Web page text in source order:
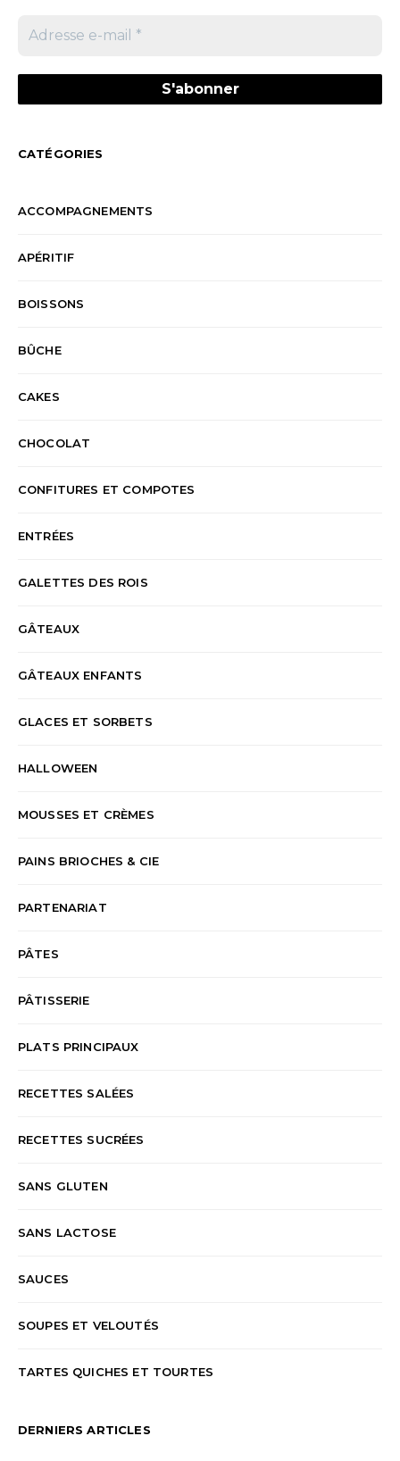
CATÉGORIES
ACCOMPAGNEMENTS
APÉRITIF
BOISSONS
BÛCHE
CAKES
CHOCOLAT
CONFITURES ET COMPOTES
ENTRÉES
GALETTES DES ROIS
GÂTEAUX
GÂTEAUX ENFANTS
GLACES ET SORBETS
HALLOWEEN
MOUSSES ET CRÈMES
PAINS BRIOCHES & CIE
PARTENARIAT
PÂTES
PÂTISSERIE
PLATS PRINCIPAUX
RECETTES SALÉES
RECETTES SUCRÉES
SANS GLUTEN
SANS LACTOSE
SAUCES
SOUPES ET VELOUTÉS
TARTES QUICHES ET TOURTES
DERNIERS ARTICLES